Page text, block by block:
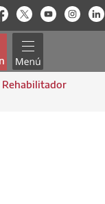
enlace-rrssenlace-rrss
enlace-